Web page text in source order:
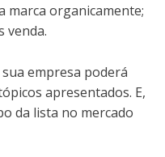
marca organicamente;
venda.
empresa poderá
apresentados. E,
da lista no mercado